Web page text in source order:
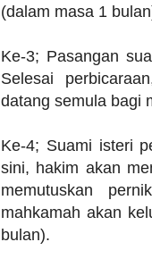
(dalam masa 1
Ke-3; Pasangan
Selesai
datang semula bagi
Ke-4; Suami isteri
sini, hakim akan
memutuskan
mahkamah akan
bulan).